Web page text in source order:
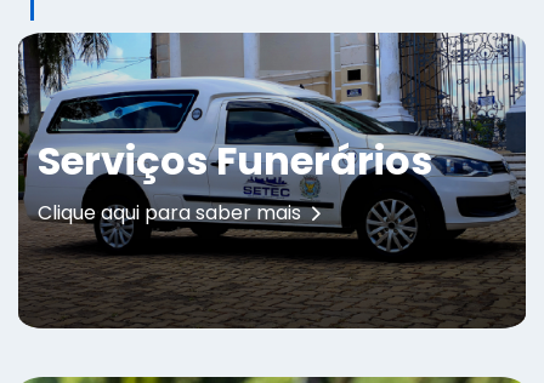
Serviços Funerários
Clique aqui para saber mais